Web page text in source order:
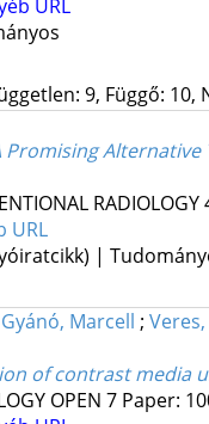
URL
9, Függő: 10,
Promising
RADIOLOGY
URL
|
Gyánó, Marcell ;
of contrast
OPEN 7 Paper: